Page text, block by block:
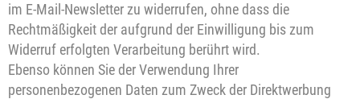
im E-Mail-Newsletter zu widerrufen, ohne dass die
Rechtmäßigkeit der aufgrund der Einwilligung bis zum
Widerruf erfolgten Verarbeitung berührt wird.
Ebenso können Sie der Verwendung Ihrer
personenbezogenen Daten zum Zweck der Direktwerbung